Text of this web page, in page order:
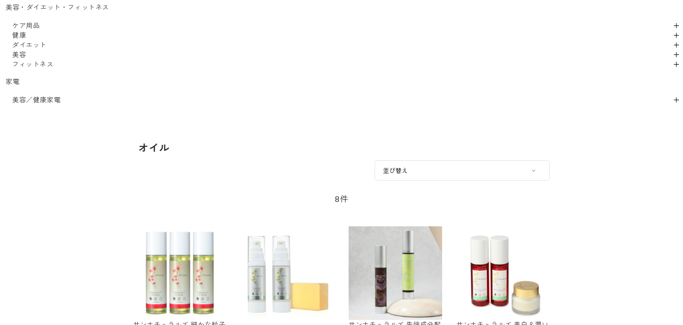
美容・ダイエット・フィットネス
ケア用品
健康
ダイエット
美容
フィットネス
家電
美容／健康家電
オイル
8件